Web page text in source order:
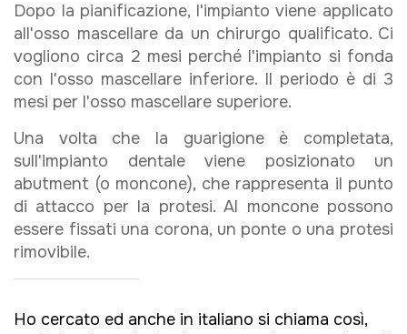
Dopo la pianificazione, l'impianto viene applicato
all'osso mascellare da un chirurgo qualificato. Ci
vogliono circa 2 mesi perché l'impianto si fonda
con l'osso mascellare inferiore. Il periodo è di 3
mesi per l'osso mascellare superiore.
Una volta che la guarigione è completata,
sull'impianto dentale viene posizionato un
abutment (o moncone), che rappresenta il punto
di attacco per la protesi. Al moncone possono
essere fissati una corona, un ponte o una protesi
rimovibile.
Ho cercato ed anche in italiano si chiama così,